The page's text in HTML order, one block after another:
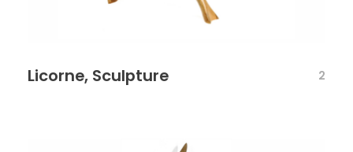
Licorne, Sculpture 2